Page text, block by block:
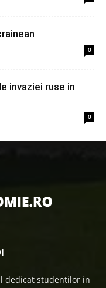
0
invaziei ruse in
0
dedicat studentilor in